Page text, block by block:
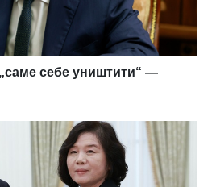
себе уништити“ —